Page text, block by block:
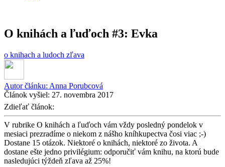
O knihách a ľuďoch #3: Evka
o knihach a ludoch zľava
Autor článku: Anna Porubcová
Článok vyšiel: 27. novembra 2017
Zdieľať článok:
V rubrike O knihách a ľuďoch vám vždy posledný pondelok v
mesiaci prezradíme o niekom z nášho kníhkupectva čosi viac ;-)
Dostane 15 otázok. Niektoré o knihách, niektoré zo života. A
dostane ešte jedno privilégium: odporučiť vám knihu, na ktorú bude
nasledujúci týždeň zľava až 25%!